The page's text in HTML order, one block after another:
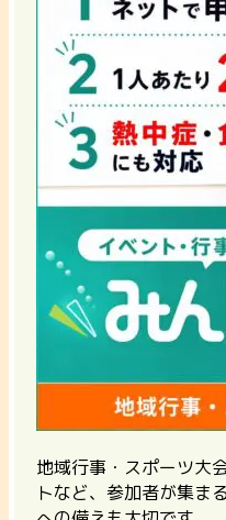
地域行事・スポーツ大
トなど、参加者が集ま